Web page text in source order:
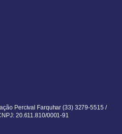
Percival Farquhar (33) 3279-5515 /
20.611.810/0001-91